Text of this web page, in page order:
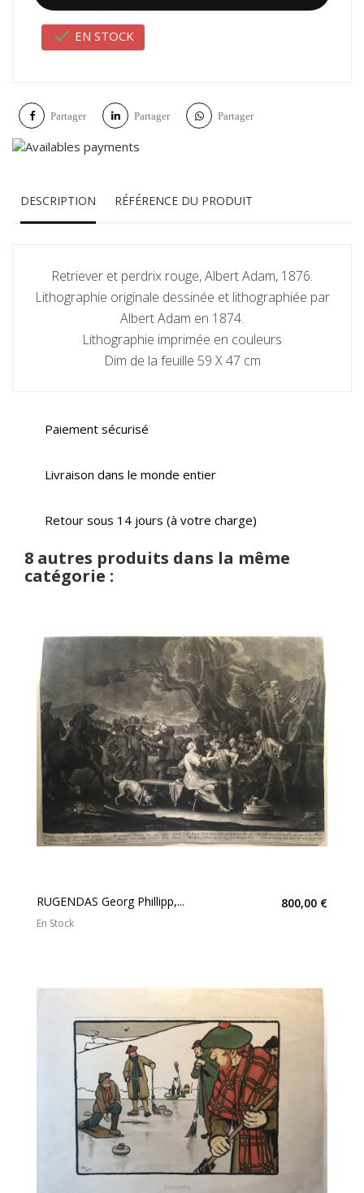
 EN STOCK
Partager Partager Partager
DESCRIPTION RÉFÉRENCE DU PRODUIT
Retriever et perdrix rouge, Albert Adam, 1876.
Lithographie originale dessinée et lithographiée par
Albert Adam en 1874.
Lithographie imprimée en couleurs
Dim de la feuille 59 X 47 cm
Paiement sécurisé
Livraison dans le monde entier
Retour sous 14 jours (à votre charge)
8 autres produits dans la même
catégorie :
RUGENDAS Georg Phillipp,... 800,00 €
En Stock